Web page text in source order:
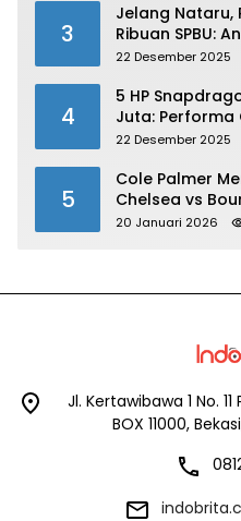
3
Jelang Nataru,
Ribuan SPBU:
BBM dan LPG!
22 Desember 2025
4
5 HP
Juta: Performa
22 Desember 2025
5
Cole Palmer
Chelsea vs
Utama
20 Januari 2026
Jl. Kertawibawa 1 No.
BOX 11000,